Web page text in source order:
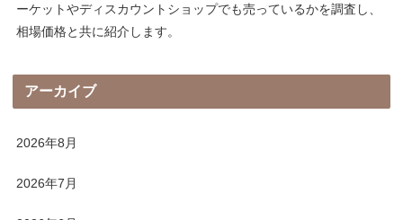
ーケットやディスカウントショップでも売っているかを調査し、
相場価格と共に紹介します。
アーカイブ
2026年8月
2026年7月